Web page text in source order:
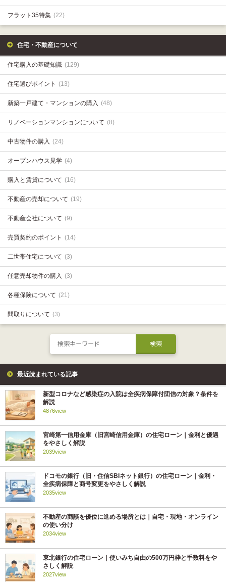
フラット35特集 (22)
住宅・不動産について
住宅購入の基礎知識 (129)
住宅選びポイント (13)
新築一戸建て・マンションの購入 (48)
リノベーションマンションについて (8)
中古物件の購入 (24)
オープンハウス見学 (4)
購入と賃貸について (16)
不動産の売却について (19)
不動産会社について (9)
売買契約のポイント (14)
二世帯住宅について (3)
任意売却物件の購入 (3)
各種保険について (21)
間取りについて (3)
最近読まれている記事
新型コロナなど感染症の入院は全疾病保障付団信の対象？条件を
解説
4876view
宮崎第一信用金庫（旧宮崎信用金庫）の住宅ローン｜金利と優遇
をやさしく解説
2039view
ドコモの銀行（旧・住信SBIネット銀行）の住宅ローン｜金利・
全疾病保障と商号変更をやさしく解説
2035view
不動産の商談を優位に進める場所とは｜自宅・現地・オンライン
の使い分け
2034view
東北銀行の住宅ローン｜使いみち自由の500万円枠と手数料をや
さしく解説
2027view